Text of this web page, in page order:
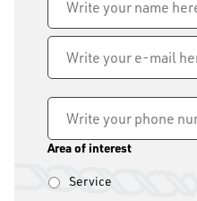
Write
your
e-
here
Phone *
Area of interest
Service